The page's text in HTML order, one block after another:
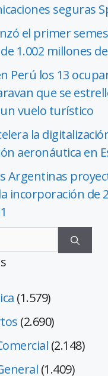
seguras
el primer
1.002 millones
Perú los 13
que se
vuelo turístico
la
aeronáutica en
Argentinas
incorporación de
(1.579)
(2.690)
(2.148)
(1.409)